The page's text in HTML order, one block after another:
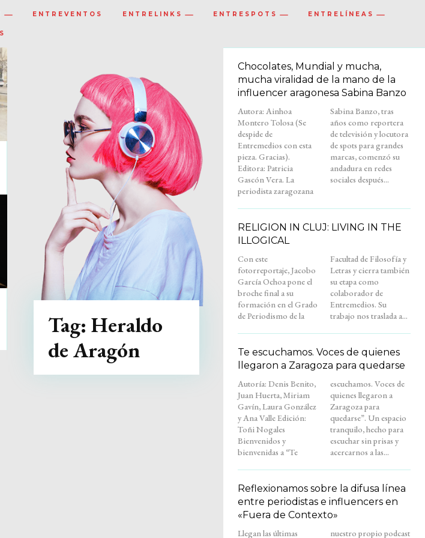
ENTREVENTOS ENTRELINKS ENTRESPOTS ENTRELÍNEAS
Tag: Heraldo
de Aragón
Chocolates, Mundial y mucha,
mucha viralidad de la mano de la
influencer aragonesa Sabina Banzo
Autora: Ainhoa
Montero Tolosa (Se
despide de
Entremedios con esta
pieza. Gracias).
Editora: Patricia
Gascón Vera. La
periodista zaragozana
Sabina Banzo, tras
años como reportera
de televisión y locutora
de spots para grandes
marcas, comenzó su
andadura en redes
sociales después...
RELIGION IN CLUJ: LIVING IN THE
ILLOGICAL
Con este
fotorreportaje, Jacobo
García Ochoa pone el
broche final a su
formación en el Grado
de Periodismo de la
Facultad de Filosofía y
Letras y cierra también
su etapa como
colaborador de
Entremedios. Su
trabajo nos traslada a...
Te escuchamos. Voces de quienes
llegaron a Zaragoza para quedarse
Autoría: Denis Benito,
Juan Huerta, Miriam
Gavín, Laura González
y Ana Valle Edición:
Toñi Nogales
Bienvenidos y
bienvenidas a “Te
escuchamos. Voces de
quienes llegaron a
Zaragoza para
quedarse”. Un espacio
tranquilo, hecho para
escuchar sin prisas y
acercarnos a las...
Reflexionamos sobre la difusa línea
entre periodistas e influencers en
«Fuera de Contexto»
Llegan las últimas
nuestro propio podcast